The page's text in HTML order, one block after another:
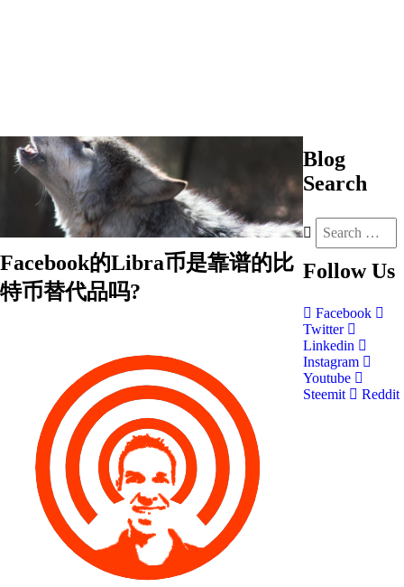
Facebook的Libra币是靠谱的比
特币替代品吗?
Blog
Search
Follow Us
Facebook
Twitter
Linkedin
Instagram
Youtube
Steemit
Reddit